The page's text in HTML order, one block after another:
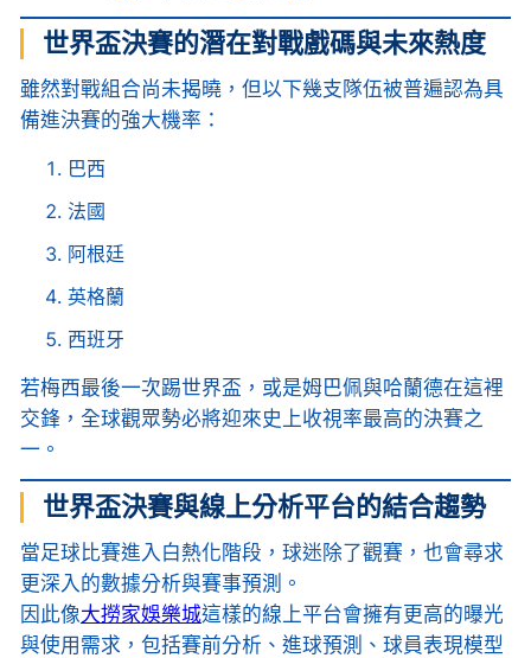
世界盃決賽的潛在對戰戲碼與未來熱度
雖然對戰組合尚未揭曉，但以下幾支隊伍被普遍認為具
備進決賽的強大機率：
巴西
法國
阿根廷
英格蘭
西班牙
若梅西最後一次踢世界盃，或是姆巴佩與哈蘭德在這裡
交鋒，全球觀眾勢必將迎來史上收視率最高的決賽之
一。
世界盃決賽與線上分析平台的結合趨勢
當足球比賽進入白熱化階段，球迷除了觀賽，也會尋求
更深入的數據分析與賽事預測。
因此像大撈家娛樂城這樣的線上平台會擁有更高的曝光
與使用需求，包括賽前分析、進球預測、球員表現模型